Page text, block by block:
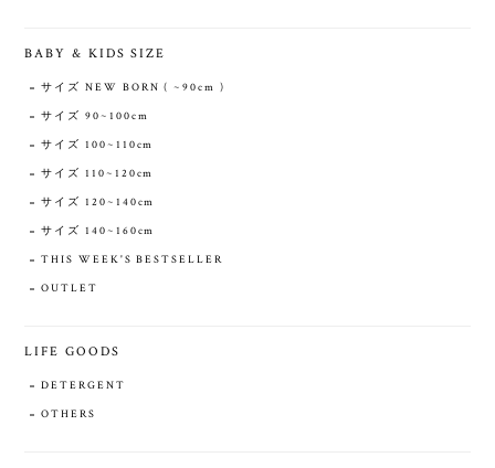
BABY & KIDS SIZE
サイズ NEW BORN ( ~90cm )
サイズ 90~100cm
サイズ 100~110cm
サイズ 110~120cm
サイズ 120~140cm
サイズ 140~160cm
THIS WEEK'S BESTSELLER
OUTLET
LIFE GOODS
DETERGENT
OTHERS